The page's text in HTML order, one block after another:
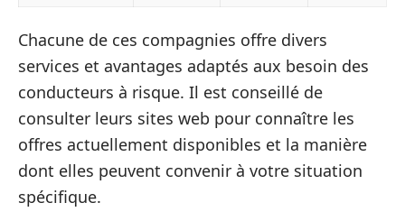
Chacune de ces compagnies offre divers
services et avantages adaptés aux besoin des
conducteurs à risque. Il est conseillé de
consulter leurs sites web pour connaître les
offres actuellement disponibles et la manière
dont elles peuvent convenir à votre situation
spécifique.